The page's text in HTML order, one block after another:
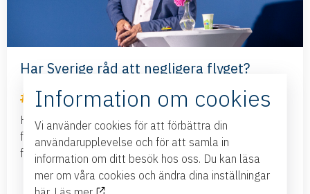
Har Sverige råd att negligera flyget?
Nyheter
Hur säkerställer vi att företag i hela Sverige kan
fortsätta växa och konkurrera internationellt? Den
frågan präglade seminariet som Sveriges...
Information om cookies
Vi använder cookies för att förbättra din
användarupplevelse och för att samla in
information om ditt besök hos oss. Du kan läsa
mer om våra cookies och ändra dina inställningar